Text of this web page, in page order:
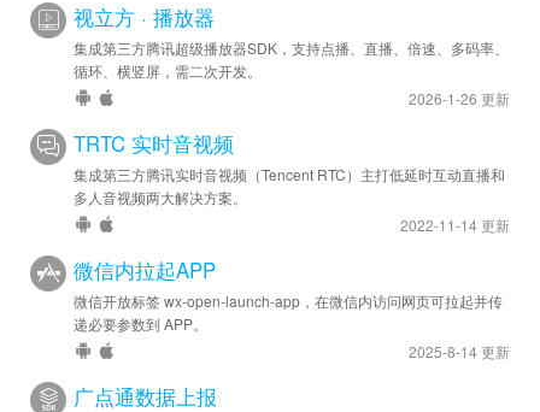
视立方 · 播放器
集成第三方腾讯超级播放器SDK，支持点播、直播、倍速、多码率、
循环、横竖屏，需二次开发。
2026-1-26 更新
TRTC 实时音视频
集成第三方腾讯实时音视频（Tencent RTC）主打低延时互动直播和
多人音视频两大解决方案。
2022-11-14 更新
微信内拉起APP
微信开放标签 wx-open-launch-app，在微信内访问网页可拉起并传
递必要参数到 APP。
2025-8-14 更新
广点通数据上报